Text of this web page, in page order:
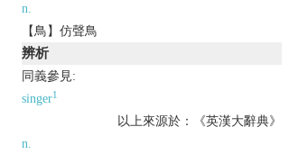
n.
【鳥】仿聲鳥
辨析
同義參見:
singer1
以上來源於：《英漢大辭典》
n.